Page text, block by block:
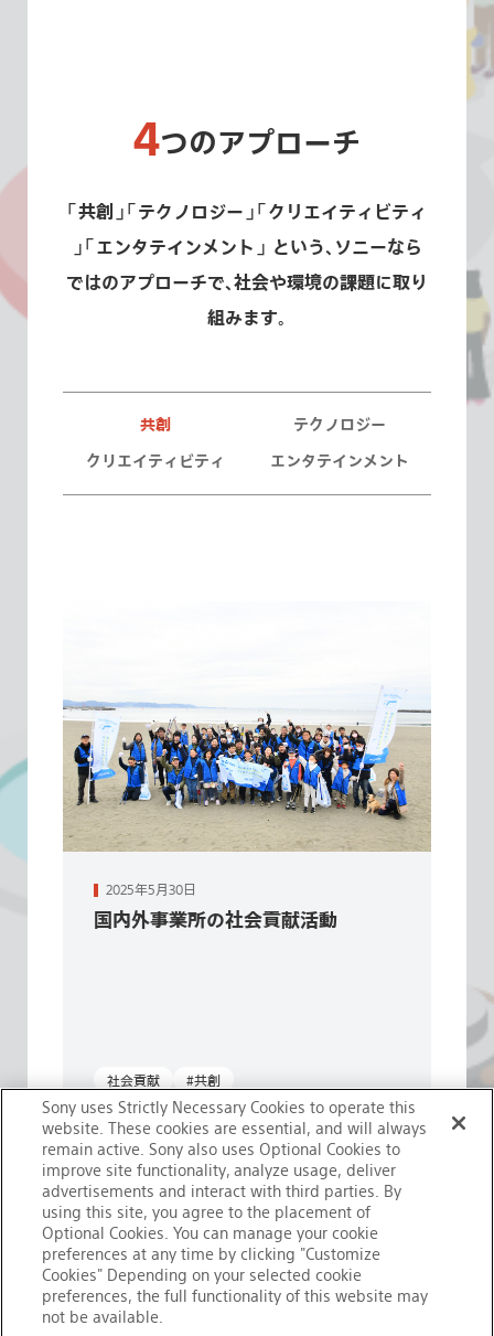
4つのアプローチ
「共創 」
「テクノロジー 」
「クリエイティビティ
」
「エンタテインメント 」 という、ソニーなら
ではのアプローチで、社会や環境の課題に取り
組みます。
共創
テクノロジー
クリエイティビティ
エンタテインメント
2025年5月30日
国内外事業所の社会貢献活動
続きを読む
社会貢献
#共創
Sony uses Strictly Necessary Cookies to operate this
website. These cookies are essential, and will always
remain active. Sony also uses Optional Cookies to
improve site functionality, analyze usage, deliver
advertisements and interact with third parties. By
using this site, you agree to the placement of
Optional Cookies. You can manage your cookie
preferences at any time by clicking "Customize
Cookies" Depending on your selected cookie
preferences, the full functionality of this website may
not be available.